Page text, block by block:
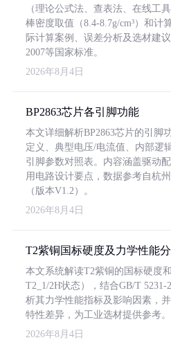
（理论公式法、查表法、在线工
棒密度取值（8.4-8.7g/cm³）和计
际计算案例、误差分析及选材建
2007等国家标准。
2026年8月4日
BP2863芯片各引脚功能
本文详细解析BP2863芯片的引脚
定义、典型电压/电流值、内部逻
引脚参数对照表。内容涵盖驱动
用电路设计要点，数据参考自杭
（版本V1.2）。
2026年8月4日
T2紫铜国标硬度及力学性能
本文系统解读T2紫铜的国标硬度
T2_1/2H状态），结合GB/T 5231-
析其力学性能指标及影响因素，
特性差异，为工业选材提供参考。
2026年8月4日